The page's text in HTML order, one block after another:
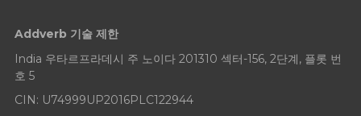
Addverb 기술 제한
India 우타르프라데시 주 노이다 201310 섹터-156, 2단계, 플롯 번
호 5
CIN: U74999UP2016PLC122944